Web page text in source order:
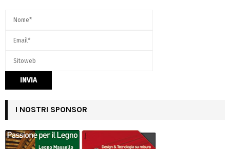
I NOSTRI SPONSOR